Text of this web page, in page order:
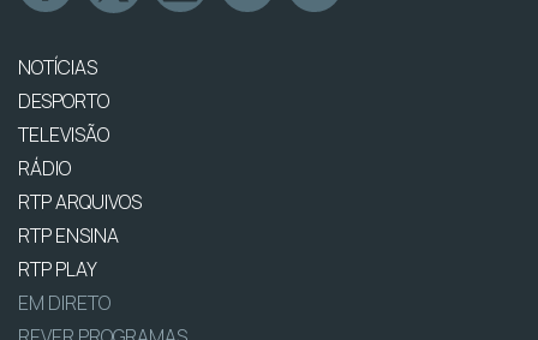
NOTÍCIAS
DESPORTO
TELEVISÃO
RÁDIO
RTP ARQUIVOS
RTP ENSINA
RTP PLAY
EM DIRETO